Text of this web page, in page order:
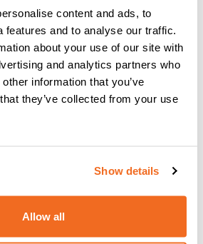
content and ads, to
features and to analyse our traffic.
about your use of our site with
and analytics partners who
information that you’ve
they’ve collected from your use
Show details
Allow all
DXH
CEA-BRENNER